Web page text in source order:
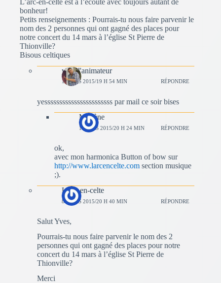
bonheur!
Petits renseignements : Pourrais-tu nous faire parvenir le
nom des 2 personnes qui ont gagné des places pour
notre concert du 14 mars à l’église St Pierre de
Thionville?
Bisous celtiques
yves l'animateur
1 MARS 2015/19 H 54 MIN RÉPONDRE
yesssssssssssssssssssssss par mail ce soir bises
Marlène
1 MARS 2015/20 H 24 MIN RÉPONDRE
ok,
avec mon harmonica Button of bow sur
http://www.larcencelte.com section musique
;).
L'arc-en-celte
8 MARS 2015/20 H 40 MIN RÉPONDRE
Salut Yves,
Pourrais-tu nous faire parvenir le nom des 2
personnes qui ont gagné des places pour notre
concert du 14 mars à l’église St Pierre de
Thionville?
Merci